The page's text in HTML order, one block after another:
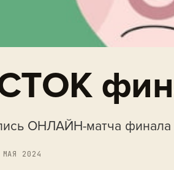
ОНЛАЙН-матча финала
МАЯ 2024